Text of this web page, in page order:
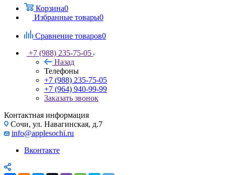
Корзина0
Избранные товары0
Сравнение товаров0
+7 (988) 235-75-05
Назад
Телефоны
+7 (988) 235-75-05
+7 (964) 940-99-99
Заказать звонок
Контактная информация
Сочи, ул. Навагинская, д.7
info@applesochi.ru
Вконтакте